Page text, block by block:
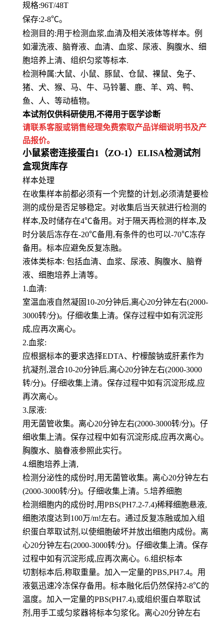
规格:96T/48T
保存:2-8℃。
检测目的:用于检测血浆,血清及相关液体等样本。例
如灌洗液、脑脊液、血清、血浆、尿液、胸腹水、细
胞培养上清、组织匀浆等标本.
检测种属:大鼠、小鼠、豚鼠、仓鼠、裸鼠、兔子、
猪、犬、猴、马、牛、马铃薯、鹿、羊、鸡、鸭、
鱼、人、等动植物。
本试剂仅供科研使用,不得用于医学诊断
请联系客服或销售经理免费索取产品详细说明书及产
品报价。
小鼠紧密连接蛋白1（ZO-1）ELISA检测试剂
盒现货库存
样本处理
在收集样本前都必须有一个完整的计划,必须清楚要检
测的成份是否足够稳定。对收集后当天就进行检测的
样本,及时储存在4℃备用。对于隔天再检测的样本,及
时分装后冻存在-20℃备用,有条件的也可以-70℃冻存
备用。标本应避免反复冻融。
液体类标本: 包括血清、血浆、尿液、胸腹水、脑脊
液、细胞培养上清等。
1.血清:
室温血液自然凝固10-20分钟后,离心20分钟左右(2000-
3000转/分)。仔细收集上清。保存过程中如有沉淀形
成,应再次离心。
2.血浆:
应根据标本的要求选择EDTA、柠檬酸钠或肝素作为
抗凝剂,混合10-20分钟后,离心20分钟左右(2000-3000
转/分)。仔细收集上清。保存过程中如有沉淀形成,应
再次离心。
3.尿液:
用无菌管收集。离心20分钟左右(2000-3000转/分)。仔
细收集上清。保存过程中如有沉淀形成,应再次离心。
胸腹水、脑眷液参照此实行。
4.细胞培养上清,
检测分泌性的成份时,用无菌管收集。离心20分钟左右
(2000-3000转/分)。仔细收集上清。5.培养细胞
检测细胞内的成份时,用PBS(PH7.2-7.4)稀释细胞悬液,
细胞浓度达到100万/m!左右。通过反复冻融或加入组
织蛋白萃取试剂,以使细胞破坏并放出细胞内成份。离
心20分钟左右(2000-3000转/分)。仔细收集上清。保存
过程中如有沉淀形成,应再次离心。6.组织标本
切割标本后,称取重量。加入一定量的PBS,PH7.4。用
液氨迅速冷冻保存备用。标本融化后仍然保持2-8℃的
温度。加入一定量的PBS(PH7.4),或组织蛋白萃取试
剂,用手工或匀浆器将标本匀浆化。离心20分钟左右